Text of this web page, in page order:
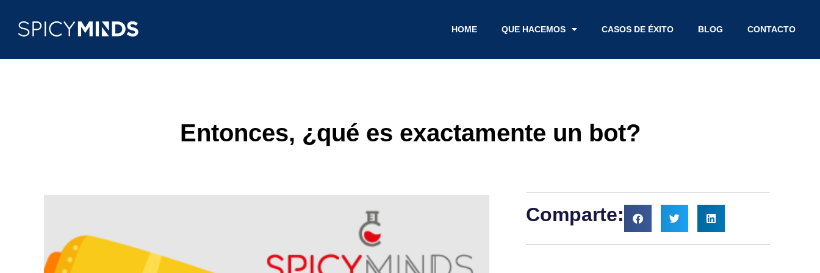
HOME QUE HACEMOS CASOS DE ÉXITO BLOG CONTACTO
Entonces, ¿qué es exactamente un bot?
Comparte: